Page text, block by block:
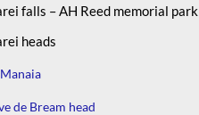
falls – AH Reed memorial park
heads
de Bream head